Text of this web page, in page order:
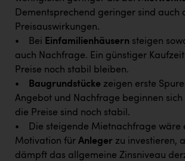
RUBBLE MASTER
Ruderclub Wels
SCRI - Salzburg Cancer Research
SCHMACHTL GmbH
Schwingshandl - automation
Seher + Partner
Smurfit Westrock Nettingsdorf
Dementsprechend geringer sind auch
Preisauswirkungen.
• Bei Einfamilienhäusern steigen
auch Nachfrage. Ein günstiger
Preise noch stabil bleiben.
•
Baugrundstücke zeigen erste
Angebot und Nachfrage beginnen sich
die Preise sind noch stabil.
• Die steigende Mietnachfrage wäre
Motivation für Anleger zu investieren,
dämpft das allgemeine Zinsniveau